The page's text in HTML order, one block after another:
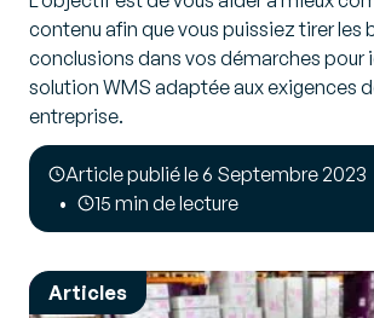
contenu afin que vous puissiez tirer les
conclusions dans vos démarches pour
solution WMS adaptée aux exigences
entreprise.
Article publié le 6 Septembre 2023
15 min de lecture
Articles